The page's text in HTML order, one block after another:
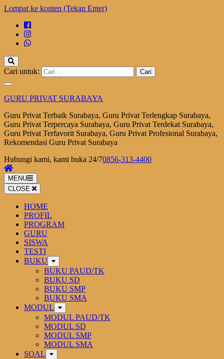
Lompat ke konten (Tekan Enter)
Cari untuk:
GURU PRIVAT SURABAYA
Guru Privat Terbaik Surabaya, Guru Privat Terlengkap Surabaya,
Guru Privat Terpercaya Surabaya, Guru Privat Terdekat Surabaya,
Guru Privat Terfavorit Surabaya, Guru Privat Profesional Surabaya,
Rekomendasi Guru Privat Surabaya
Hubungi kami, kami buka 24/70856-313-4400
MENU
CLOSE
HOME
PROFIL
PROGRAM
GURU
SISWA
TESTI
BUKU
BUKU PAUD/TK
BUKU SD
BUKU SMP
BUKU SMA
MODUL
MODUL PAUD/TK
MODUL SD
MODUL SMP
MODUL SMA
SOAL